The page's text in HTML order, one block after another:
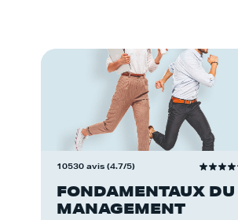
10530 avis (4.7/5)
FONDAMENTAUX DU
MANAGEMENT